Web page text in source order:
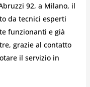
92, a Milano, il
da tecnici esperti
funzionanti e già
grazie al contatto
il servizio in